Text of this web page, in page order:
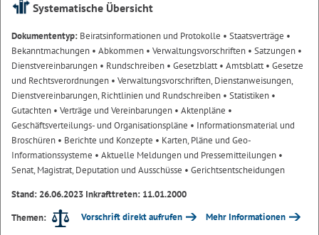
Systematische Übersicht
Dokumententyp: Beiratsinformationen und Protokolle • Staatsverträge •
Bekanntmachungen • Abkommen • Verwaltungsvorschriften • Satzungen •
Dienstvereinbarungen • Rundschreiben • Gesetzblatt• Amtsblatt• Gesetze
und Rechtsverordnungen • Verwaltungsvorschriften, Dienstanweisungen,
Dienstvereinbarungen, Richtlinien und Rundschreiben • Statistiken •
Gutachten • Verträge und Vereinbarungen • Aktenpläne •
Geschäftsverteilungs- und Organisationspläne • Informationsmaterial und
Broschüren • Berichte und Konzepte • Karten, Pläne und Geo-
Informationssysteme • Aktuelle Meldungen und Pressemitteilungen •
Senat, Magistrat, Deputation und Ausschüsse • Gerichtsentscheidungen
Stand: 26.06.2023 Inkrafttreten: 11.01.2000
Themen:
Vorschrift direkt aufrufen Mehr Informationen